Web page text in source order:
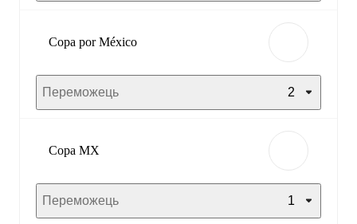
Copa por México
Переможець 2
Copa MX
Переможець 1